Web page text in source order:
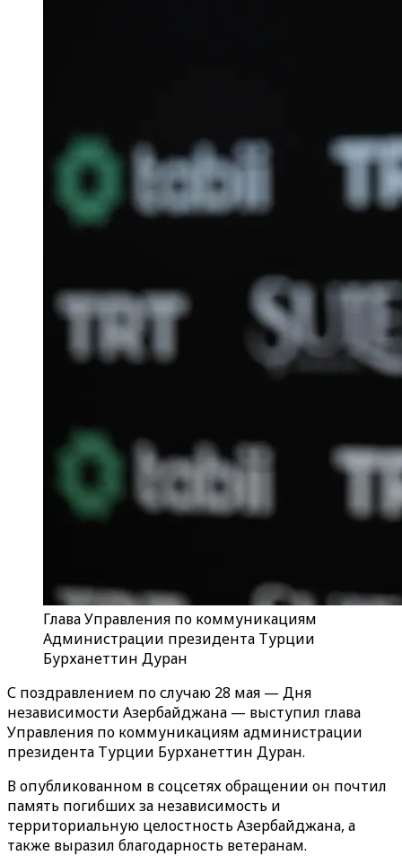
Глава Управления по коммуникациям
Администрации президента Турции
Бурханеттин Дуран
С поздравлением по случаю 28 мая — Дня
независимости Азербайджана — выступил глава
Управления по коммуникациям администрации
президента Турции Бурханеттин Дуран.
В опубликованном в соцсетях обращении он почтил
память погибших за независимость и
территориальную целостность Азербайджана, а
также выразил благодарность ветеранам.